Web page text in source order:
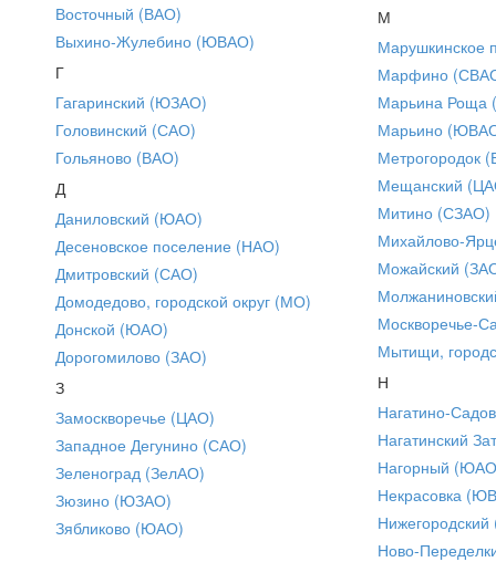
Восточный (ВАО)
Выхино-Жулебино (ЮВАО)
Г
Гагаринский (ЮЗАО)
Головинский (САО)
Гольяново (ВАО)
Д
Даниловский (ЮАО)
Десеновское поселение (НАО)
Дмитровский (САО)
Домодедово, городской округ (МО)
Донской (ЮАО)
Дорогомилово (ЗАО)
З
Замоскворечье (ЦАО)
Западное Дегунино (САО)
Зеленоград (ЗелАО)
Зюзино (ЮЗАО)
Зябликово (ЮАО)
М
Марушкинское
Марфино
Марьина Роща
Марьино
Метрогородок
Мещанский
Митино (СЗАО)
Михайлово-
Можайский
Москворечье-
Мытищи,
Н
Нагатино-
Нагатинский
Нагорный
Некрасовка
Ново-